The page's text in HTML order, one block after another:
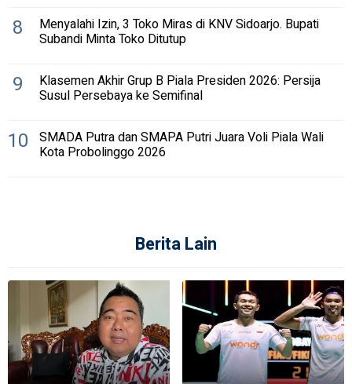
8 Menyalahi Izin, 3 Toko Miras di KNV Sidoarjo. Bupati
Subandi Minta Toko Ditutup
9 Klasemen Akhir Grup B Piala Presiden 2026: Persija
Susul Persebaya ke Semifinal
10 SMADA Putra dan SMAPA Putri Juara Voli Piala Wali
Kota Probolinggo 2026
Berita Lain